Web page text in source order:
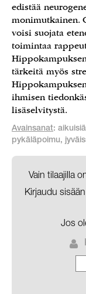
edistää
monimutkainen.
voisi suojata
toimintaa
tärkeitä myös
ihmisen
lisäselvitystä.
Avainsanat:
pykäläpoimu,
Vain tilaajilla
Kirjaudu
Jos